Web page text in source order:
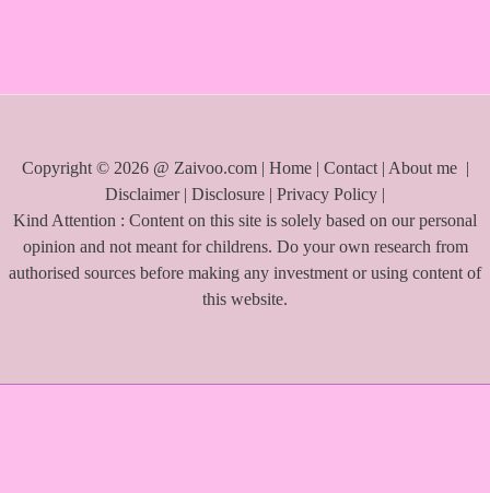
Copyright © 2026 @ Zaivoo.com | Home| Contact| About me |
Disclaimer| Disclosure | Privacy Policy |
Kind Attention : Content on this site is solely based on our personal
opinion and not meant for childrens. Do your own research from
authorised sources before making any investment or using content of
this website.